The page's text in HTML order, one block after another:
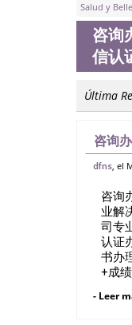
Salud y
咨询
信认
Última
咨询
100%
dfns, el
咨询
业解
司专
认证
书办
+成
甚至
- Leer